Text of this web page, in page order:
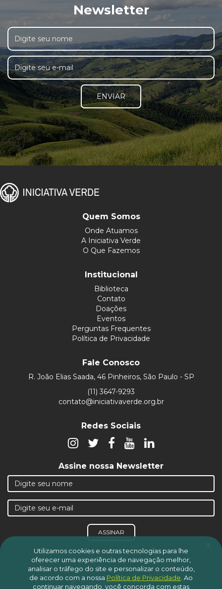
Newsletter
ENVIAR
Quem Somos
Onde Atuamos
A Iniciativa Verde
O Que Fazemos
Institucional
Biblioteca
Contato
Doações
Eventos
Perguntas Frequentes
Política de Privacidade
Fale Conosco
R. João Elias Saada, 46 Pinheiros, São Paulo - SP
(11) 3647-9293
contato@iniciativaverde.org.br
Redes Sociais
Assine nossa Newsletter
ASSINAR
© 2019 Iniciativa Verde.
x
Utilizamos cookies e outras tecnologias para lhe
oferecer uma experiência de navegação melhor,
analisar o tráfego do site e personalizar o conteúdo,
de acordo com a nossa Política de Privacidade Ao
continuar navegando, você concorda com estas